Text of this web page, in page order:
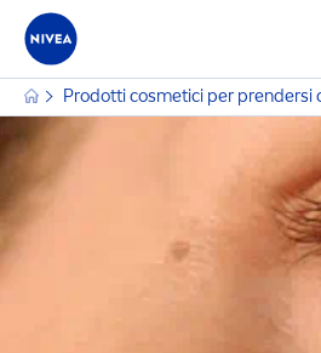
Prodotti cosmetici per